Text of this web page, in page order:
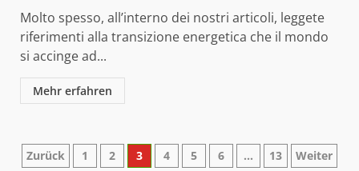
Molto spesso, all’interno dei nostri articoli, leggete
riferimenti alla transizione energetica che il mondo
si accinge ad...
Mehr erfahren
Paginazione
Zurück 1 2 3 4 5 6 … 13 Weiter